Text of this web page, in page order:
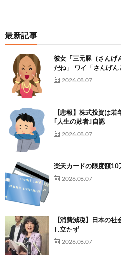
最新記事
彼女「三元豚（さんげ
だね」 ワイ「さんげん
2026.08.07
【悲報】株式投資は
｢人生の敗者｣自認
2026.08.07
楽天カードの限度額10
2026.08.07
【消費減税】日本の
し立たず
2026.08.07